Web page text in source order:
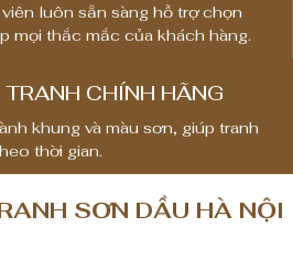
luôn sẵn sàng hỗ trợ chọn
mọi thắc mắc của khách hàng.
CHÍNH HÃNG
khung và màu sơn, giúp tranh
thời gian.
SƠN DẦU HÀ NỘI